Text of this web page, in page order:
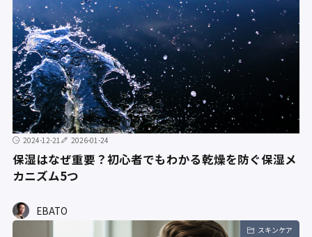
2024-12-21 2026-01-24
保湿はなぜ重要？初心者でもわかる乾燥を防ぐ保湿メ
カニズム5つ
EBATO
スキンケア